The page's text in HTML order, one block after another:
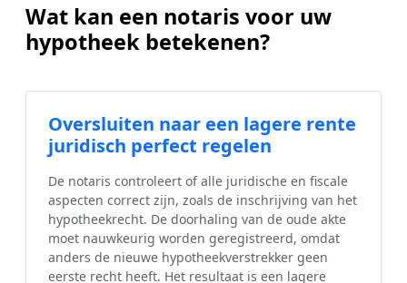
Wat kan een notaris voor uw
hypotheek betekenen?
Oversluiten naar een lagere rente
juridisch perfect regelen
De notaris controleert of alle juridische en fiscale
aspecten correct zijn, zoals de inschrijving van het
hypotheekrecht. De doorhaling van de oude akte
moet nauwkeurig worden geregistreerd, omdat
anders de nieuwe hypotheekverstrekker geen
eerste recht heeft. Het resultaat is een lagere